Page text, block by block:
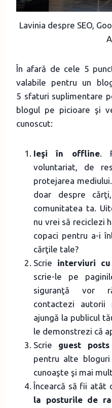
Lavinia despre SEO,
În afară de cele 5
valabile pentru un
5 sfaturi suplimentare
blogul pe picioare şi
cunoscut:
Ieşi în offline.
voluntariat, de
protejarea
doar despre
comunitatea ta.
nu vrei să reciclezi
copaci pentru a-i
cărţile tale?
Scrie interviuri
scrie-le pe
siguranţă vor
contactezi
ajungă la publicul
le demonstrezi că
Scrie guest posts
pentru alte
cunoaşte şi mai
Încearcă să fii atât
la posturile de